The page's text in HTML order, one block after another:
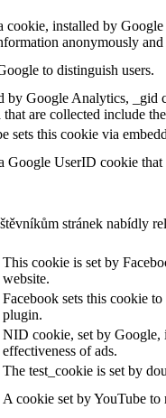
cookie, installed by
anonymously
to distinguish users.
by Google Analytics, _gid
that are collected include
sets this cookie via
Google UserID cookie that
stránek nabídly
This cookie is set by
website.
Facebook sets this cookie
plugin.
NID cookie, set by Google,
effectiveness of ads.
The test_cookie is set by
A cookie set by YouTube to